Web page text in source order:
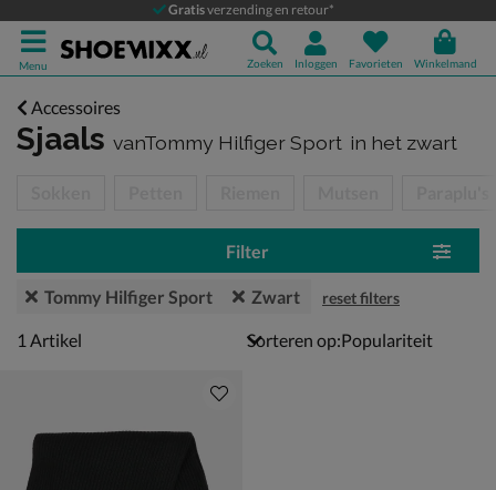
Gratisverzending en retour*
Menu Zoeken Inloggen Favorieten Winkelmand
Accessoires
Sjaals vanTommy Hilfiger Sport in het zwart
Filter
Tommy Hilfiger Sport Zwart reset filters
1 artikel
1 Artikel Sorteren op: